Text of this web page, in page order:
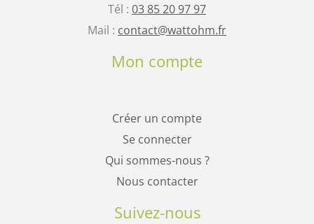
Tél : 03 85 20 97 97
Mail : contact@wattohm.fr
Mon compte
Créer un compte
Se connecter
Qui sommes-nous ?
Nous contacter
Suivez-nous